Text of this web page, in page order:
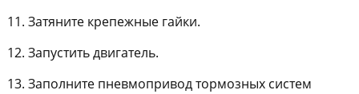
Затяните крепежные гайки.
Запустить двигатель.
Заполните пневмопривод тормозных систем